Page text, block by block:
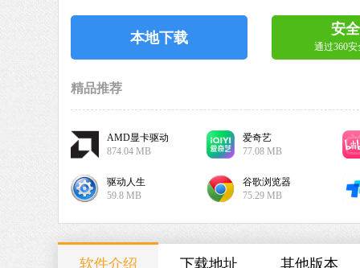
本地下载
安
通过360
精品推荐
AMD显卡驱动
874.04 MB
爱奇艺
77.08 MB
驱动人生
59.8 MB
谷歌浏览器
75.29 MB
软件介绍 下载地址 其他版本